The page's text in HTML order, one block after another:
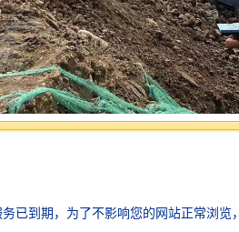
水根据需求进行收集后，并经过
后达到符合设计使用标准的系
滤系统、蓄水系统、净化系统组